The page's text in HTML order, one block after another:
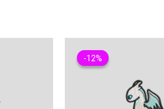
-12%
-12%